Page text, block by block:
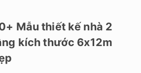
Mẫu thiết kế nhà 2
kích thước 6x12m